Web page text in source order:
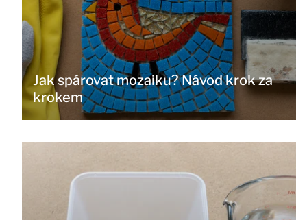
Jak spárovat mozaiku? Návod krok za
krokem